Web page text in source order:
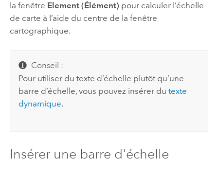
la fenêtre Element (Élément) pour calculer l’échelle
de carte à l’aide du centre de la fenêtre
cartographique.
Conseil :
Pour utiliser du texte d’échelle plutôt qu’une
barre d’échelle, vous pouvez insérer dutexte
dynamique.
Insérer une barre d'échelle